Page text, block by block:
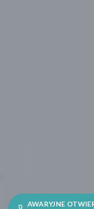
AWARYJNE